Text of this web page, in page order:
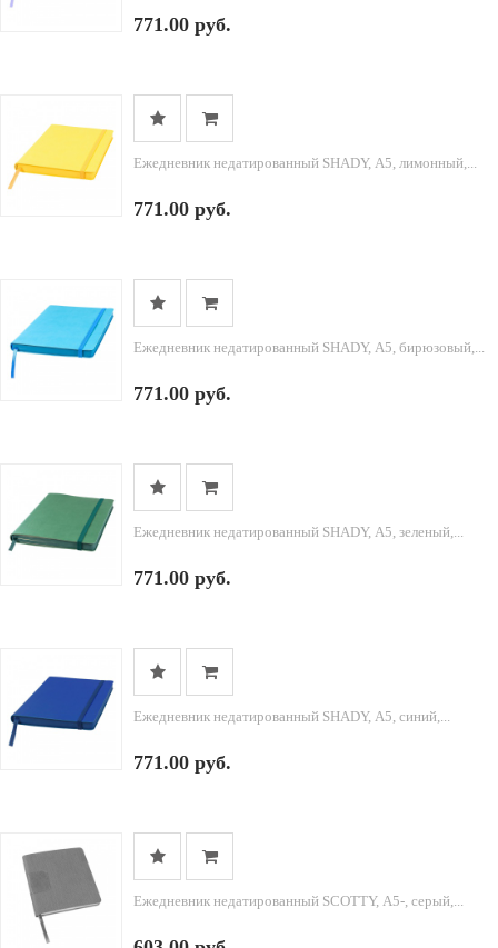
771.00 руб.
Ежедневник недатированный SHADY, А5, лимонный,...
771.00 руб.
Ежедневник недатированный SHADY, А5, бирюзовый,...
771.00 руб.
Ежедневник недатированный SHADY, А5, зеленый,...
771.00 руб.
Ежедневник недатированный SHADY, А5, синий,...
771.00 руб.
Ежедневник недатированный SCOTTY, А5-, серый,...